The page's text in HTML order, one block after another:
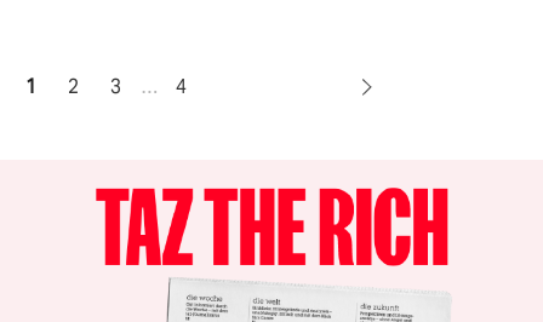
1 2 3 … 4